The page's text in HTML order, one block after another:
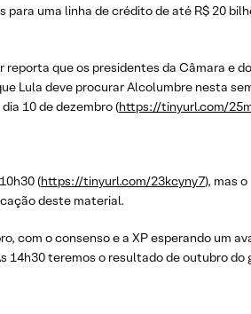
uma linha de crédito de até R$ 20
reporta que os presidentes da Câmara e do
Lula deve procurar Alcolumbre nesta
10 de dezembro (https://tinyurl.com/
(https://tinyurl.com/23kcyny7), mas o
deste material.
com o consenso e a XP esperando um
14h30 teremos o resultado de outubro do